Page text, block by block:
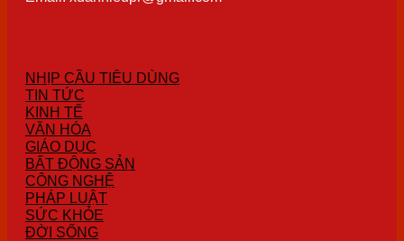
NHỊP CẦU TIÊU DÙNG
TIN TỨC
KINH TẾ
VĂN HÓA
GIÁO DỤC
BẤT ĐỘNG SẢN
CÔNG NGHỆ
PHÁP LUẬT
SỨC KHỎE
ĐỜI SỐNG